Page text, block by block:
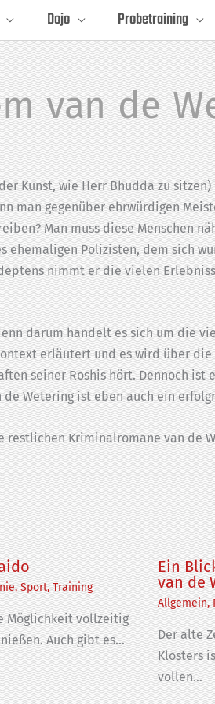
Dojo Probetraining
van de
Kunst, wie Herr Bhudda zu
man gegenüber ehr­würdigen
Man muss diese Menschen
ehemaligen Polizisten, dem sich
nimmt er die vielen
darum handelt es sich um die
erläutert und es wird über
seiner Roshis hört. Dennoch ist
Wetering ist eben auch ein
Kriminalromane van de
,Sport,Training
Möglichkeit vollzeitig
Auch gibt es…
Ein
van de
Allgemein,
Der alte
Klosters
vollen…